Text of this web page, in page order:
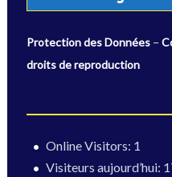
Protection des Données–
droits de reproduction
Online Visitors: 1
Visiteurs aujourd’hui: